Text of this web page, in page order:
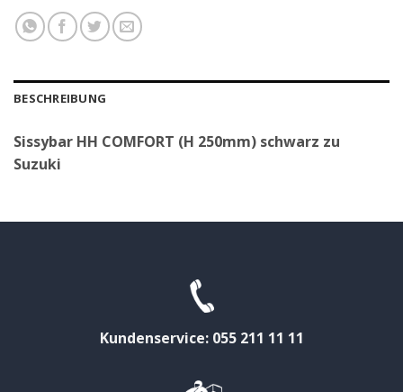
BESCHREIBUNG
Sissybar HH COMFORT (H 250mm) schwarz zu
Suzuki
Kundenservice: 055 211 11 11